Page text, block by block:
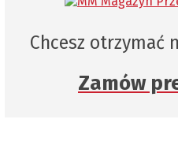
Chcesz otrzymać
Zamów